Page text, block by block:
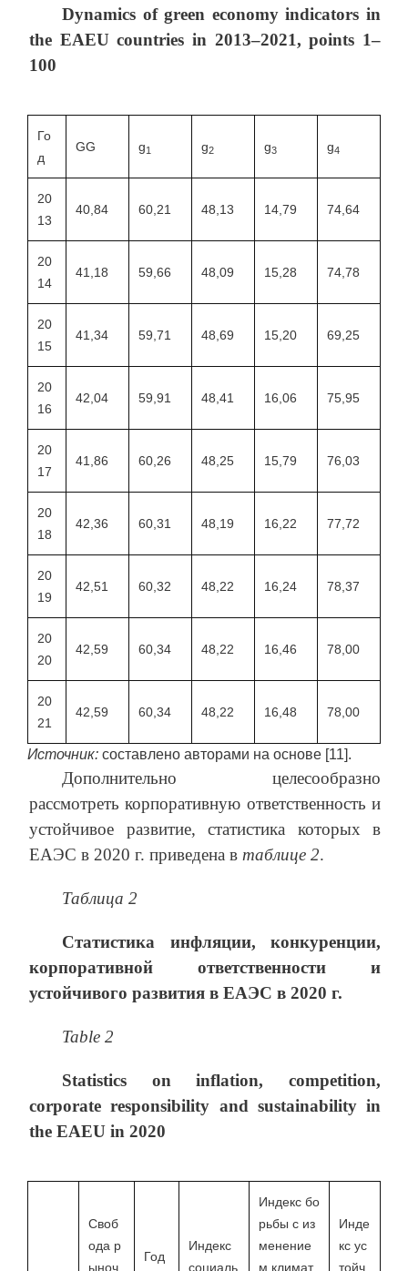
Dynamics of green economy indicators in
the EAEU countries in 2013–2021, points 1–
100
Го
д
GG g1 g2 g3 g4
20
13
40,84 60,21 48,13 14,79 74,64
20
14
41,18 59,66 48,09 15,28 74,78
20
15
41,34 59,71 48,69 15,20 69,25
20
16
42,04 59,91 48,41 16,06 75,95
20
17
41,86 60,26 48,25 15,79 76,03
20
18
42,36 60,31 48,19 16,22 77,72
20
19
42,51 60,32 48,22 16,24 78,37
20
20
42,59 60,34 48,22 16,46 78,00
20
21
42,59 60,34 48,22 16,48 78,00
Источник: составлено авторами на основе [11].
Дополнительно целесообразно
рассмотреть корпоративную ответственность и
устойчивое развитие, статистика которых в
ЕАЭС в 2020 г. приведена в таблице 2.
Таблица 2
Статистика инфляции, конкуренции,
корпоративной ответственности и
устойчивого развития в ЕАЭС в 2020 г.
Table 2
Statistics on inflation, competition,
corporate responsibility and sustainability in
the EAEU in 2020
Своб
ода р
ыноч
Год
Индекс
социаль
Индекс бо
рьбы с из
менение
м климат
Инде
кс ус
тойч